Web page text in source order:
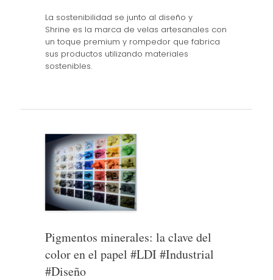
La sostenibilidad se junto al diseño y
Shrine es la marca de velas artesanales con
un toque premium y rompedor que fabrica
sus productos utilizando materiales
sostenibles.
Pigmentos minerales: la clave del
color en el papel #LDI #Industrial
#Diseño